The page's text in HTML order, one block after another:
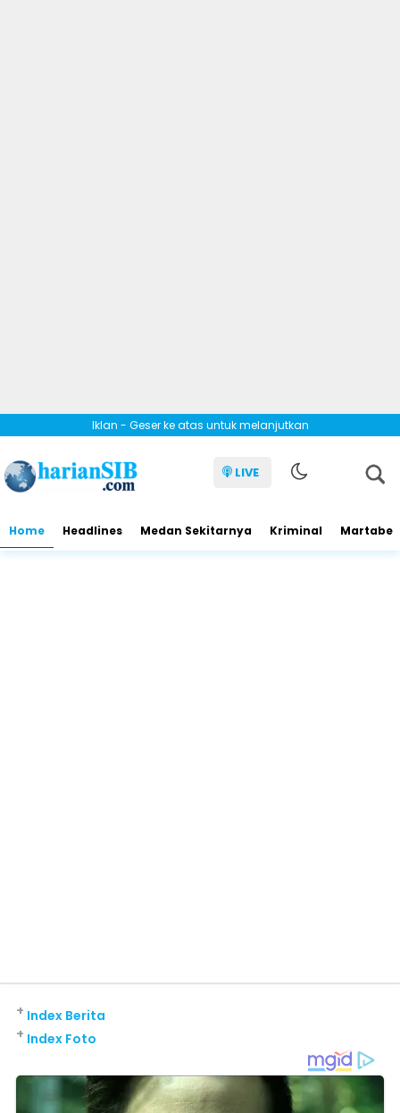
Iklan - Geser ke atas untuk melanjutkan
LIVE
Home Headlines Medan Sekitarnya Kriminal Martabe
Index Berita
+
Index Foto
+